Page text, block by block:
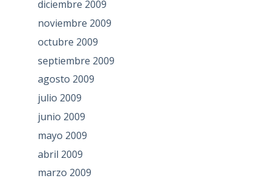
diciembre 2009
noviembre 2009
octubre 2009
septiembre 2009
agosto 2009
julio 2009
junio 2009
mayo 2009
abril 2009
marzo 2009